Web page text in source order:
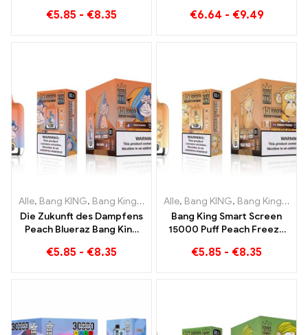
Dampferlebnis voller
€5.85 - €8.35
Kombination aus Blueberry
€6.64 - €9.49
Alle, Bang KING, Bang King Smart Screen 15000 Puff ,Einweg-E-
Die Zukunft des Dampfens
Peach Blueraz Bang King
€5.85 - €8.35
Alle, Bang KING, Bang King Smart Screen 15000 Puff
Bang King Smart Screen
15000 Puff Peach Freeze
€5.85 - €8.35